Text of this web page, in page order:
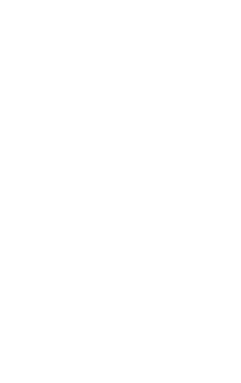
background color. To